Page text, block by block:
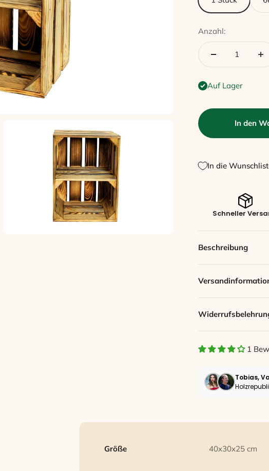
Anzahl:
Auf Lager
In den
In die
Schneller
Beschreibung
1
Tobias,
Größe 40x30x25 cm